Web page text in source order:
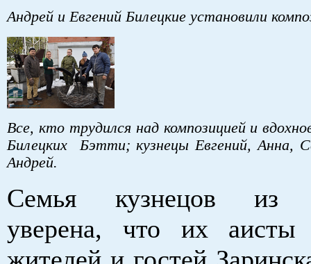
Андрей и Евгений Билецкие установили
Все, кто трудился над композицией и
Билецких Бэтти; кузнецы Евгений, Анна,
Андрей.
Семья кузнецов из
уверена, что их аисты